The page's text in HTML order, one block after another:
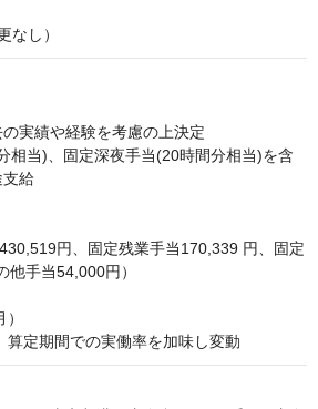
なし）
実績や経験を考慮の上決定
相当)、固定深夜手当(20時間分相当)を含
支給
円、固定残業手当170,339 円、固定
手当54,000円）
定期間での実働率を加味し変動